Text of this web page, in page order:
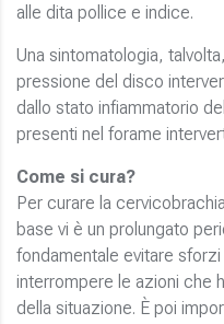
alle dita pollice e indice.
Una sintomatologia,
pressione del disco
dallo stato infiammatorio
presenti nel forame
Come si cura?
Per curare la
base vi è un prolungato
fondamentale evitare
interrompere le azioni che
della situazione. È poi